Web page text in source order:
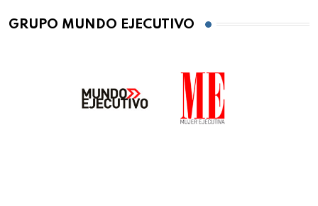
GRUPO MUNDO EJECUTIVO